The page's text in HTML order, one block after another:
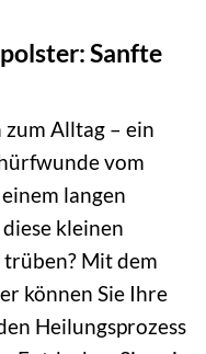
Sanfte
Alltag – ein
vom
langen
kleinen
Mit dem
können Sie Ihre
Heilungsprozess